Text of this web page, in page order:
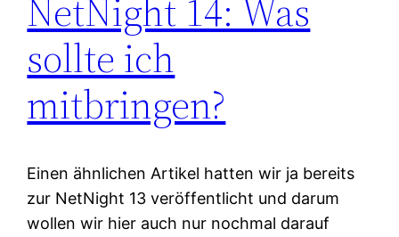
NetNight 14: Was
sollte ich
mitbringen?
Einen ähnlichen Artikel hatten wir ja bereits
zur NetNight 13 veröffentlicht und darum
wollen wir hier auch nur nochmal darauf